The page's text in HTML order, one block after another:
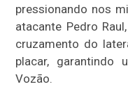
pressionando nos
atacante Pedro
cruzamento do
placar, garantindo
Vozão.